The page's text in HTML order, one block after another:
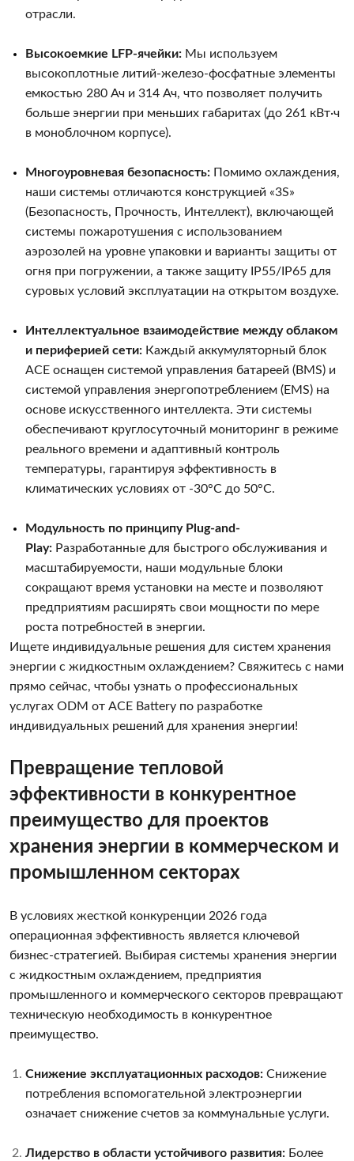
отрасли.
Высокоемкие LFP-ячейки: Мы используем
высокоплотные литий-железо-фосфатные элементы
емкостью 280 Ач и 314 Ач, что позволяет получить
больше энергии при меньших габаритах (до 261 кВт·ч
в моноблочном корпусе).
Многоуровневая безопасность: Помимо охлаждения,
наши системы отличаются конструкцией «3S»
(Безопасность, Прочность, Интеллект), включающей
системы пожаротушения с использованием
аэрозолей на уровне упаковки и варианты защиты от
огня при погружении, а также защиту IP55/IP65 для
суровых условий эксплуатации на открытом воздухе.
Интеллектуальное взаимодействие между облаком
и периферией сети: Каждый аккумуляторный блок
ACE оснащен системой управления батареей (BMS) и
системой управления энергопотреблением (EMS) на
основе искусственного интеллекта. Эти системы
обеспечивают круглосуточный мониторинг в режиме
реального времени и адаптивный контроль
температуры, гарантируя эффективность в
климатических условиях от -30°C до 50°C.
Модульность по принципу Plug-and-
Play: Разработанные для быстрого обслуживания и
масштабируемости, наши модульные блоки
сокращают время установки на месте и позволяют
предприятиям расширять свои мощности по мере
роста потребностей в энергии.
Ищете индивидуальные решения для систем хранения
энергии с жидкостным охлаждением? Свяжитесь с нами
прямо сейчас, чтобы узнать о профессиональных
услугах ODM от ACE Battery по разработке
индивидуальных решений для хранения энергии!
Превращение тепловой
эффективности в конкурентное
преимущество для проектов
хранения энергии в коммерческом и
промышленном секторах
В условиях жесткой конкуренции 2026 года
операционная эффективность является ключевой
бизнес-стратегией. Выбирая системы хранения энергии
с жидкостным охлаждением, предприятия
промышленного и коммерческого секторов превращают
техническую необходимость в конкурентное
преимущество.
Снижение эксплуатационных расходов: Снижение
потребления вспомогательной электроэнергии
означает снижение счетов за коммунальные услуги.
Лидерство в области устойчивого развития: Более